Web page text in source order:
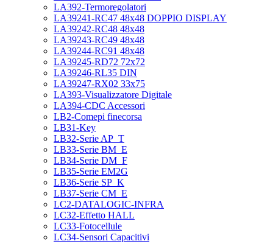
LA392-Termoregolatori
LA39241-RC47 48x48 DOPPIO DISPLAY
LA39242-RC48 48x48
LA39243-RC49 48x48
LA39244-RC91 48x48
LA39245-RD72 72x72
LA39246-RL35 DIN
LA39247-RX02 33x75
LA393-Visualizzatore Digitale
LA394-CDC Accessori
LB2-Comepi finecorsa
LB31-Key
LB32-Serie AP_T
LB33-Serie BM_E
LB34-Serie DM_F
LB35-Serie EM2G
LB36-Serie SP_K
LB37-Serie CM_E
LC2-DATALOGIC-INFRA
LC32-Effetto HALL
LC33-Fotocellule
LC34-Sensori Capacitivi